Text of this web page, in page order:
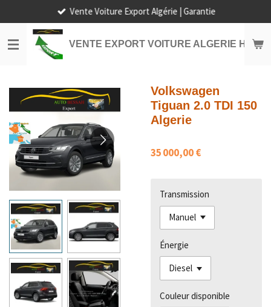
au
contenu
principal
VENTE EXPORT VOITURE ALGERIE HORS
Vente Voiture Export Algérie | Garantie
Volkswagen
Tiguan 2.0 TDI 150
Algerie
35 000,00 €
Transmission
Énergie
Couleur disponible